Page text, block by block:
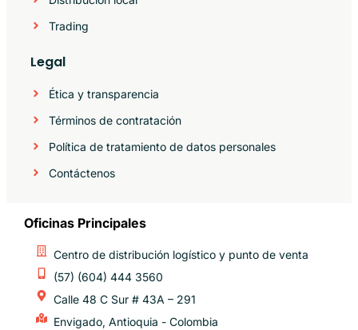
Trading
Legal
Ética y transparencia
Términos de contratación
Política de tratamiento de datos personales
Contáctenos
Oficinas Principales
Centro de distribución logístico y punto de venta
(57) (604) 444 3560
Calle 48 C Sur # 43A – 291
Envigado, Antioquia - Colombia